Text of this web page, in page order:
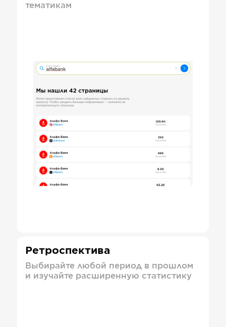
тематикам
Ретроспектива
Выбирайте любой период в прошлом
и изучайте расширенную статистику